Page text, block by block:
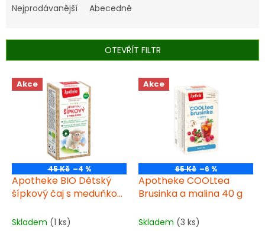
e
r
o
d
Nejprodávanější
Abecedně
OTEVŘÍT FILTR
V
o
d
u
Akce
45 Kč –4 %
Apotheke BIO Dětský
šípkový čaj s meduňkou
Skladem (1 ks)
Akce
65 Kč –6 %
Apotheke COOLtea
Brusinka a malina 40 g
Skladem (3 ks)